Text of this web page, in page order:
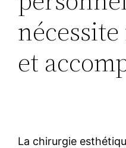
et
La chirurgie